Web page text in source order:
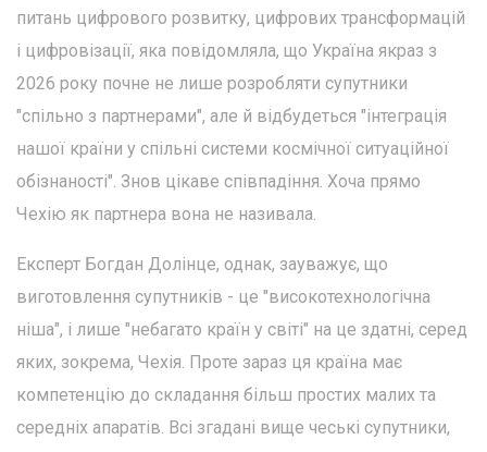
питань цифрового розвитку, цифрових трансформацій
і цифровізації, яка повідомляла, що Україна якраз з
2026 року почне не лише розробляти супутники
"спільно з партнерами", але й відбудеться "інтеграція
нашої країни у спільні системи космічної ситуаційної
обізнаності". Знов цікаве співпадіння. Хоча прямо
Чехію як партнера вона не називала.
Експерт Богдан Долінце, однак, зауважує, що
виготовлення супутників - це "високотехнологічна
ніша", і лише "небагато країн у світі" на це здатні, серед
яких, зокрема, Чехія. Проте зараз ця країна має
компетенцію до складання більш простих малих та
середніх апаратів. Всі згадані вище чеські супутники,